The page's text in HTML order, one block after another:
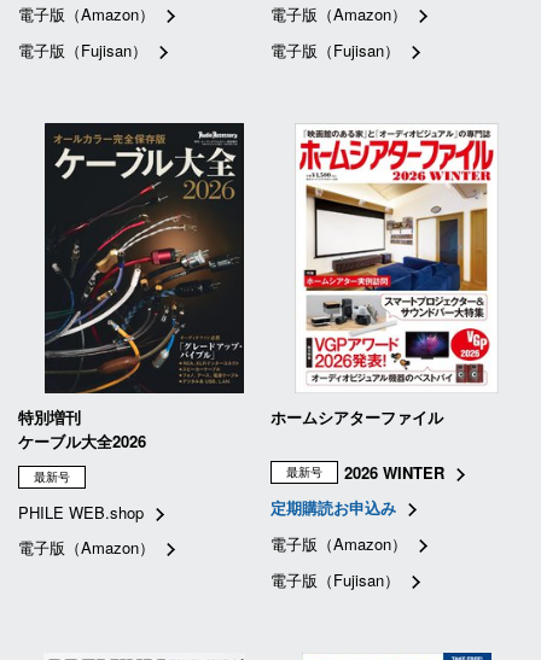
電子版（Amazon）
電子版（Fujisan）
電子版（Amazon）
電子版（Fujisan）
特別増刊
ケーブル大全2026
最新号
PHILE WEB.shop
電子版（Amazon）
ホームシアターファイル
最新号
2026 WINTER
定期購読お申込み
電子版（Amazon）
電子版（Fujisan）